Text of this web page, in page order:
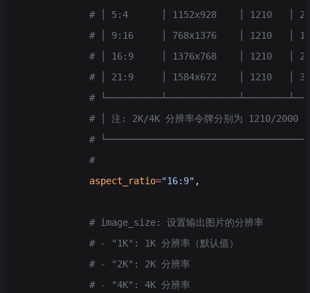
# │ 5:4      │ 1152x928    │ 1210   │
# │ 9:16     │ 768x1376    │ 1210   │
# │ 16:9     │ 1376x768    │ 1210   │
# │ 21:9     │ 1584x672    │ 1210   │
#
# │ 注: 2K/4K 分辨率令牌分别为 1210/2000
#
            #
            aspect_ratio
="16:9" ,
            # image_size: 设置输出图片的分辨率
            # - "1K": 1K 分辨率（默认值）
            # - "2K": 2K 分辨率
            # - "4K": 4K 分辨率